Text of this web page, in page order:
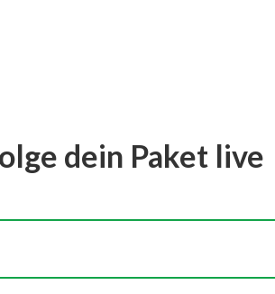
dein Paket live